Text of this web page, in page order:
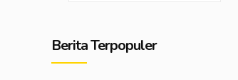
h
Berita Terpopuler